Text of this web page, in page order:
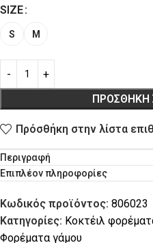
SIZE
S M
ΠΡΟΣΘΉΚΗ
Πρόσθήκη στην λίστα
Περιγραφή
Επιπλέον πληροφορίες
Κωδικός προϊόντος: 806023
Κατηγορίες: Κοκτέιλ
Φορέματα γάμου